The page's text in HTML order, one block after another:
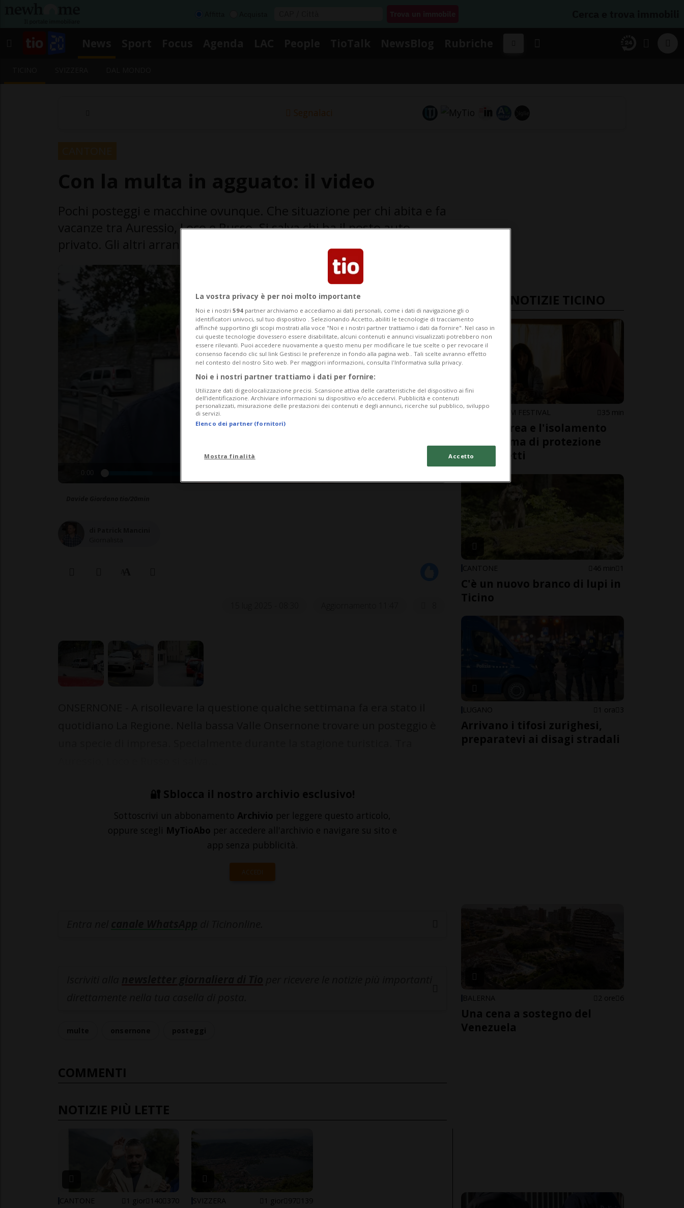
Segnalaci
vacanze tra Auressio, Loco e Russo. Si salva chi ha il posto auto
🔐 Sblocca il nostro archivio esclusivo!
Sottoscrivi un abbonamento Archivio per leggere questo articolo,
oppure scegli MyTioAbo per accedere all'archivio e navigare su sito e
app senza pubblicità.
ACCEDI
COMMENTI
NOTIZIE PIÙ LETTE
CANTONE 1 gior 140 370 SVIZZERA 1 gior 97 139
ULTIME NOTIZIE TICINO
LOCARNO FILM FESTIVAL 35 min
Mastandrea e l'isolamento
come forma di protezione
dagli affetti
CANTONE 46 min 1
C'è un nuovo branco di lupi in
Ticino
LUGANO 1 ora 3
Arrivano i tifosi zurighesi,
preparatevi ai disagi stradali
BALERNA 2 ore 6
Una cena a sostegno del
Venezuela
La vostra privacy è per noi molto importante
Noi e i nostri 594 partner archiviamo e accediamo ai dati personali, come i dati di navigazione gli o
identificatori univoci, sul tuo dispositivo . Selezionando Accetto, abiliti le tecnologie di tracciamento
affinché supportino gli scopi mostrati alla voce "Noi e i nostri partner trattiamo i dati da fornire". Nel caso in
cui queste tecnologie dovessero essere disabilitate, alcuni contenuti e annunci visualizzati potrebbero non
essere rilevanti. Puoi accedere nuovamente a questo menu per modificare le tue scelte o per revocare il
consenso facendo clic sul link Gestisci le preferenze in fondo alla pagina web.. Tali scelte avranno effetto
nel contesto del nostro Sito web. Per maggiori informazioni, consulta l'Informativa sulla privacy.
Noi e i nostri partner trattiamo i dati per fornire:
Utilizzare dati di geolocalizzazione precisi. Scansione attiva delle caratteristiche del dispositivo ai fini
dell’identificazione. Archiviare informazioni su dispositivo e/o accedervi. Pubblicità e contenuti
personalizzati, misurazione delle prestazioni dei contenuti e degli annunci, ricerche sul pubblico, sviluppo
di servizi.
Elenco dei partner (fornitori)
Mostra finalità Accetto